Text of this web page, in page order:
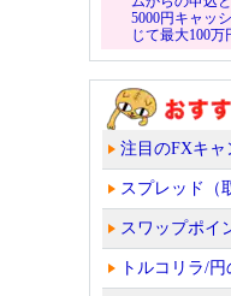
5000円キャッ
じて最大100万
注目のFXキャ
スプレッド（
スワップポイ
トルコリラ/